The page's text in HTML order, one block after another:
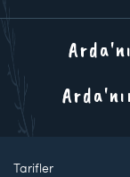
Tarifler